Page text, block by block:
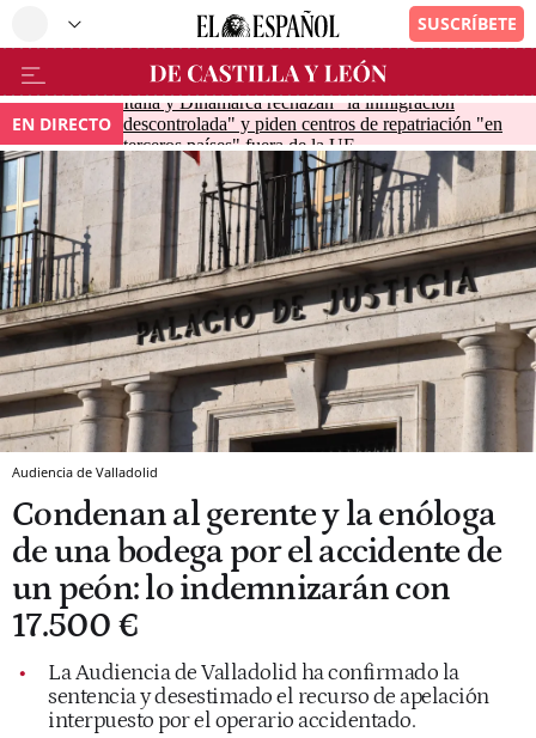
EN DIRECTO
Italia y Dinamarca rechazan "la inmigración
descontrolada" y piden centros de repatriación "en
terceros países" fuera de la UE
Audiencia de Valladolid
Condenan al gerente y la enóloga
de una bodega por el accidente de
un peón: lo indemnizarán con
17.500 €
La Audiencia de Valladolid ha confirmado la
sentencia y desestimado el recurso de apelación
interpuesto por el operario accidentado.